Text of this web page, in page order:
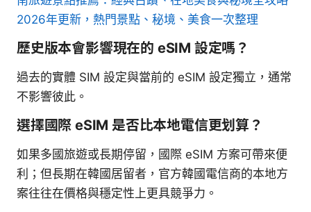
2026年更新，熱門景點、秘境、美食一次整理
歷史版本會影響現在的 eSIM 設定嗎？
過去的實體 SIM 設定與當前的 eSIM 設定獨立，通常
不影響彼此。
選擇國際 eSIM 是否比本地電信更划算？
如果多國旅遊或長期停留，國際 eSIM 方案可帶來便
利；但長期在韓國居留者，官方韓國電信商的本地方
案往往在價格與穩定性上更具競爭力。